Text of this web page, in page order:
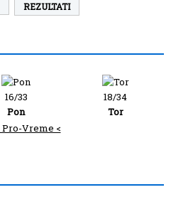
REZULTATI
16/33
Pon
18/34
Tor
Pro-Vreme <